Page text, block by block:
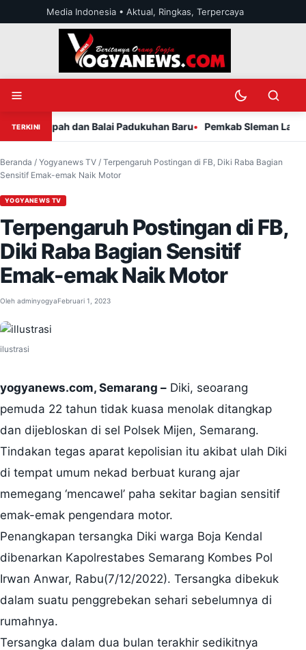
Lewati ke kontenMedia Indonesia • Aktual, Ringkas, Terpercaya
TERKINI dan Balai Padukuhan Baru Pemkab Sleman Lantik
Beranda / Yogyanews TV / Terpengaruh Postingan di FB, Diki Raba Bagian
Sensitif Emak-emak Naik Motor
YOGYANEWS TV
Terpengaruh Postingan di FB,
Diki Raba Bagian Sensitif
Emak-emak Naik Motor
Oleh adminyogyaFebruari 1, 2023
ilustrasi
yogyanews.com, Semarang – Diki, seoarang
pemuda 22 tahun tidak kuasa menolak ditangkap
dan dijebloskan di sel Polsek Mijen, Semarang.
Tindakan tegas aparat kepolisian itu akibat ulah Diki
di tempat umum nekad berbuat kurang ajar
memegang ‘mencawel’ paha sekitar bagian sensitif
emak-emak pengendara motor.
Penangkapan tersangka Diki warga Boja Kendal
dibenarkan Kapolrestabes Semarang Kombes Pol
Irwan Anwar, Rabu(7/12/2022). Tersangka dibekuk
dalam suatu penggrebekan sehari sebelumnya di
rumahnya.
Tersangka dalam dua bulan terakhir sedikitnya